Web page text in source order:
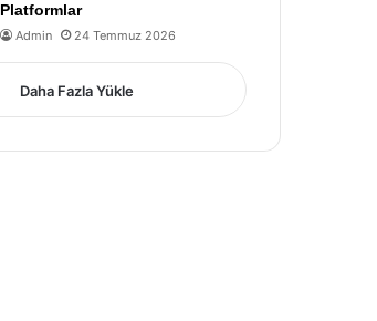
Platformlar
Admin 24 Temmuz 2026
Daha Fazla Yükle